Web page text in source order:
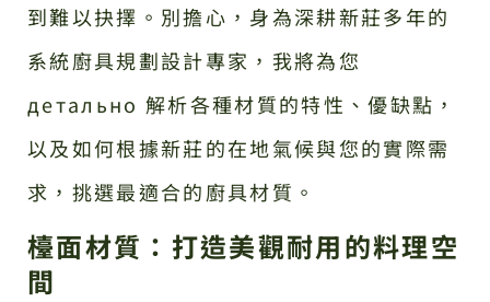
到難以抉擇。別擔心，身為深耕新莊多年的
系統廚具規劃設計專家，我將為您
детально 解析各種材質的特性、優缺點，
以及如何根據新莊的在地氣候與您的實際需
求，挑選最適合的廚具材質。
檯面材質：打造美觀耐用的料理空
間